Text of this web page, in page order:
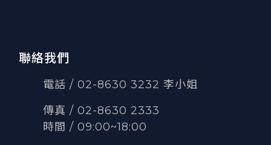
聯絡我們
電話 / 02-8630 3232 李小姐
傳真 / 02-8630 2333
時間 / 09:00~18:00